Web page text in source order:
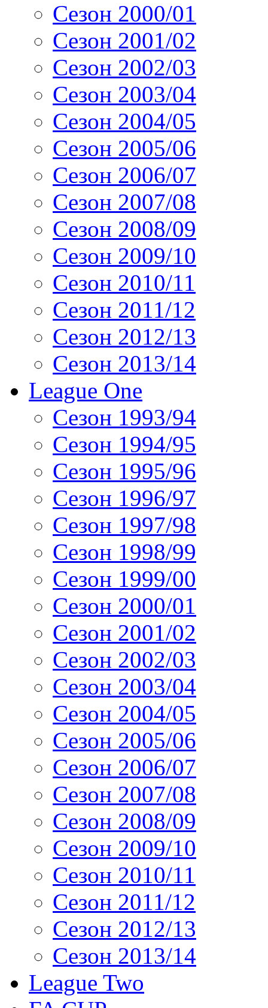
Сезон 2000/01
Сезон 2001/02
Сезон 2002/03
Сезон 2003/04
Сезон 2004/05
Сезон 2005/06
Сезон 2006/07
Сезон 2007/08
Сезон 2008/09
Сезон 2009/10
Сезон 2010/11
Сезон 2011/12
Сезон 2012/13
Сезон 2013/14
League One
Сезон 1993/94
Сезон 1994/95
Сезон 1995/96
Сезон 1996/97
Сезон 1997/98
Сезон 1998/99
Сезон 1999/00
Сезон 2000/01
Сезон 2001/02
Сезон 2002/03
Сезон 2003/04
Сезон 2004/05
Сезон 2005/06
Сезон 2006/07
Сезон 2007/08
Сезон 2008/09
Сезон 2009/10
Сезон 2010/11
Сезон 2011/12
Сезон 2012/13
Сезон 2013/14
League Two